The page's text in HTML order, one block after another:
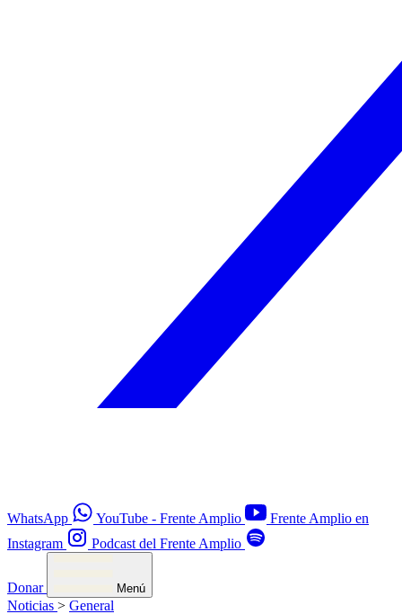
WhatsApp YouTube - Frente Amplio
Frente Amplio en
Instagram
Podcast del Frente Amplio
Donar Menú
Noticias > General